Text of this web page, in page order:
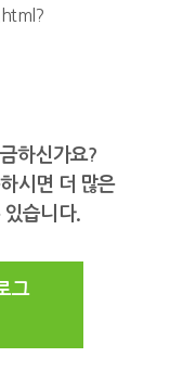
하신가요?
시면 더 많은
있습니다.
그